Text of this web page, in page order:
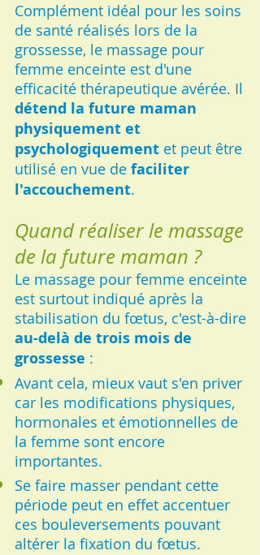
Complément idéal pour les soins
de santé réalisés lors de la
grossesse, le massage pour
femme enceinte est d'une
efficacité thérapeutique avérée. Il
détend la future maman
physiquement et
psychologiquement et peut être
utilisé en vue de faciliter
l'accouchement.
Quand réaliser le massage
de la future maman ?
Le massage pour femme enceinte
est surtout indiqué après la
stabilisation du fœtus, c'est-à-dire
au-delà de trois mois de
grossesse :
Avant cela, mieux vaut s'en priver
car les modifications physiques,
hormonales et émotionnelles de
la femme sont encore
importantes.
Se faire masser pendant cette
période peut en effet accentuer
ces bouleversements pouvant
altérer la fixation du fœtus.